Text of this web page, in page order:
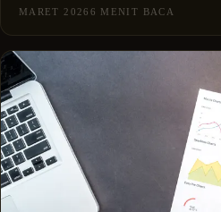
MARET 2026 6 MENIT BACA